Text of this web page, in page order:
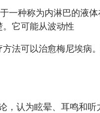
一种称为内淋巴的液
它可能从波动性
法可以治愈梅尼埃病
，认为眩晕、耳鸣和听